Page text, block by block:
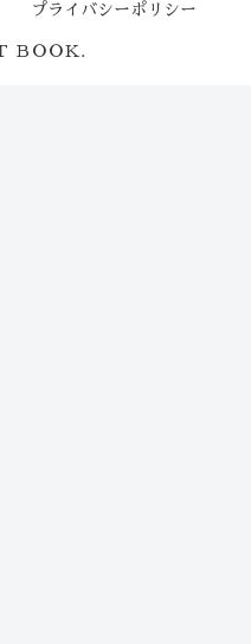
プライバシーポリシー
ＢＯＯＫ.